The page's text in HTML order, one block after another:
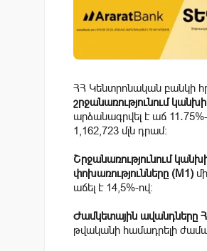
ՀՀ Կենտրոնական բանկի
շրջանառությունում
արձանագրվել է աճ 11․75%-
1,162,723 մլն դրամ:
Շրջանառությունում
փոխառությունները (M1)
աճել է 14,5%-ով։
Ժամկետային ավանդները
թվականի համադրելի